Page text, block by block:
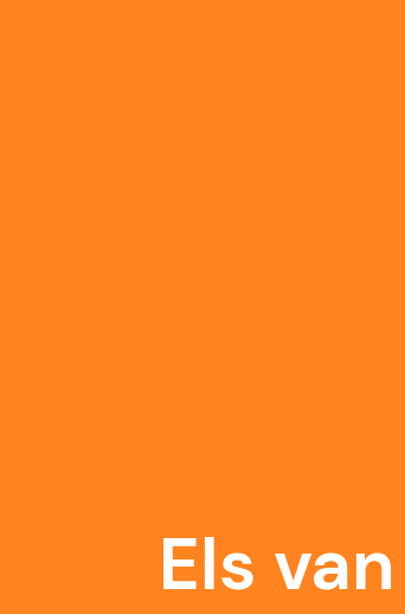
Els